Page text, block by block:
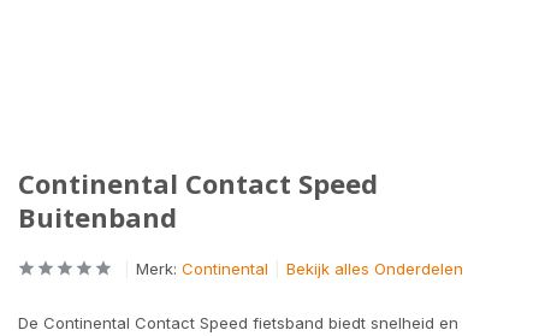
Continental Contact Speed
Buitenband
Merk: Continental Bekijk alles Onderdelen
De Continental Contact Speed fietsband biedt snelheid en